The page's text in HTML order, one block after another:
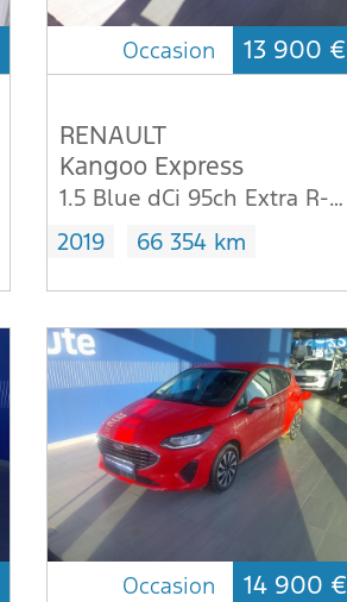
Occasion 13 900 €
RENAULT
Kangoo Express
1.5 Blue dCi 95ch Extra R-Link
2019
66 354 km
Occasion 14 900 €